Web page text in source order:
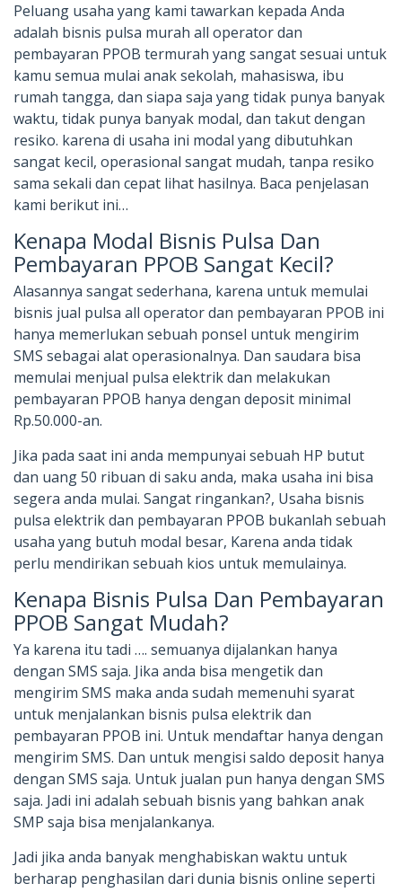
Peluang usaha yang kami tawarkan kepada Anda
adalah bisnis pulsa murah all operator dan
pembayaran PPOB termurah yang sangat sesuai untuk
kamu semua mulai anak sekolah, mahasiswa, ibu
rumah tangga, dan siapa saja yang tidak punya banyak
waktu, tidak punya banyak modal, dan takut dengan
resiko. karena di usaha ini modal yang dibutuhkan
sangat kecil, operasional sangat mudah, tanpa resiko
sama sekali dan cepat lihat hasilnya. Baca penjelasan
kami berikut ini…
Kenapa Modal Bisnis Pulsa Dan
Pembayaran PPOB Sangat Kecil?
Alasannya sangat sederhana, karena untuk memulai
bisnis jual pulsa all operator dan pembayaran PPOB ini
hanya memerlukan sebuah ponsel untuk mengirim
SMS sebagai alat operasionalnya. Dan saudara bisa
memulai menjual pulsa elektrik dan melakukan
pembayaran PPOB hanya dengan deposit minimal
Rp.50.000-an.
Jika pada saat ini anda mempunyai sebuah HP butut
dan uang 50 ribuan di saku anda, maka usaha ini bisa
segera anda mulai. Sangat ringankan?, Usaha bisnis
pulsa elektrik dan pembayaran PPOB bukanlah sebuah
usaha yang butuh modal besar, Karena anda tidak
perlu mendirikan sebuah kios untuk memulainya.
Kenapa Bisnis Pulsa Dan Pembayaran
PPOB Sangat Mudah?
Ya karena itu tadi …. semuanya dijalankan hanya
dengan SMS saja. Jika anda bisa mengetik dan
mengirim SMS maka anda sudah memenuhi syarat
untuk menjalankan bisnis pulsa elektrik dan
pembayaran PPOB ini. Untuk mendaftar hanya dengan
mengirim SMS. Dan untuk mengisi saldo deposit hanya
dengan SMS saja. Untuk jualan pun hanya dengan SMS
saja. Jadi ini adalah sebuah bisnis yang bahkan anak
SMP saja bisa menjalankanya.
Jadi jika anda banyak menghabiskan waktu untuk
berharap penghasilan dari dunia bisnis online seperti